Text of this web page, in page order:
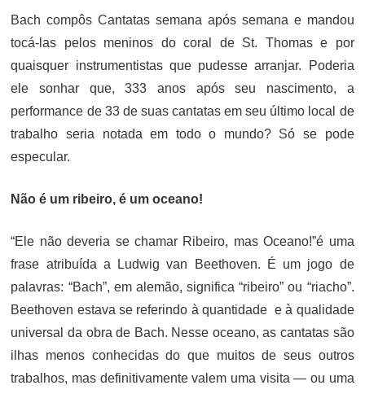
Bach compôs Cantatas semana após semana e mandou
tocá-las pelos meninos do coral de St. Thomas e por
quaisquer instrumentistas que pudesse arranjar. Poderia
ele sonhar que, 333 anos após seu nascimento, a
performance de 33 de suas cantatas em seu último local de
trabalho seria notada em todo o mundo? Só se pode
especular.
Não é um ribeiro, é um oceano!
“Ele não deveria se chamar Ribeiro, mas Oceano!”é uma
frase atribuída a Ludwig van Beethoven. É um jogo de
palavras: “Bach”, em alemão, significa “ribeiro” ou “riacho”.
Beethoven estava se referindo à quantidade e à qualidade
universal da obra de Bach. Nesse oceano, as cantatas são
ilhas menos conhecidas do que muitos de seus outros
trabalhos, mas definitivamente valem uma visita — ou uma